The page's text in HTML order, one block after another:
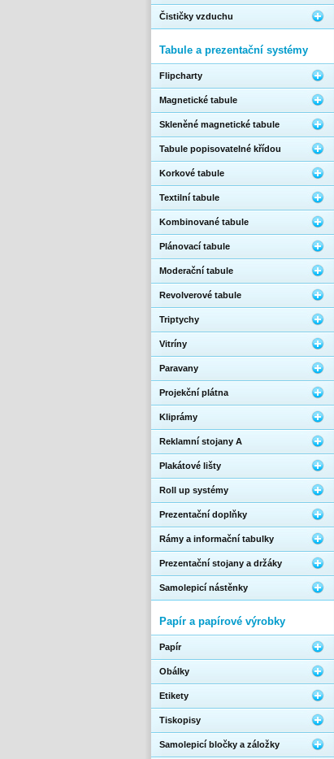
Čističky vzduchu
Tabule a prezentační systémy
Flipcharty
Magnetické tabule
Skleněné magnetické tabule
Tabule popisovatelné křídou
Korkové tabule
Textilní tabule
Kombinované tabule
Plánovací tabule
Moderační tabule
Revolverové tabule
Triptychy
Vitríny
Paravany
Projekční plátna
Kliprámy
Reklamní stojany A
Plakátové lišty
Roll up systémy
Prezentační doplňky
Rámy a informační tabulky
Prezentační stojany a držáky
Samolepicí nástěnky
Papír a papírové výrobky
Papír
Obálky
Etikety
Tiskopisy
Samolepicí bločky a záložky